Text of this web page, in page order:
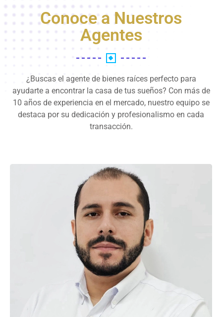
Conoce a Nuestros
Agentes
¿Buscas el agente de bienes raíces perfecto para
ayudarte a encontrar la casa de tus sueños? Con más de
10 años de experiencia en el mercado, nuestro equipo se
destaca por su dedicación y profesionalismo en cada
transacción.